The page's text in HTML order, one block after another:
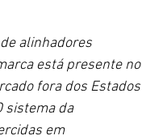
alinhadores
está presente no
fora dos Estados
sistema da
em